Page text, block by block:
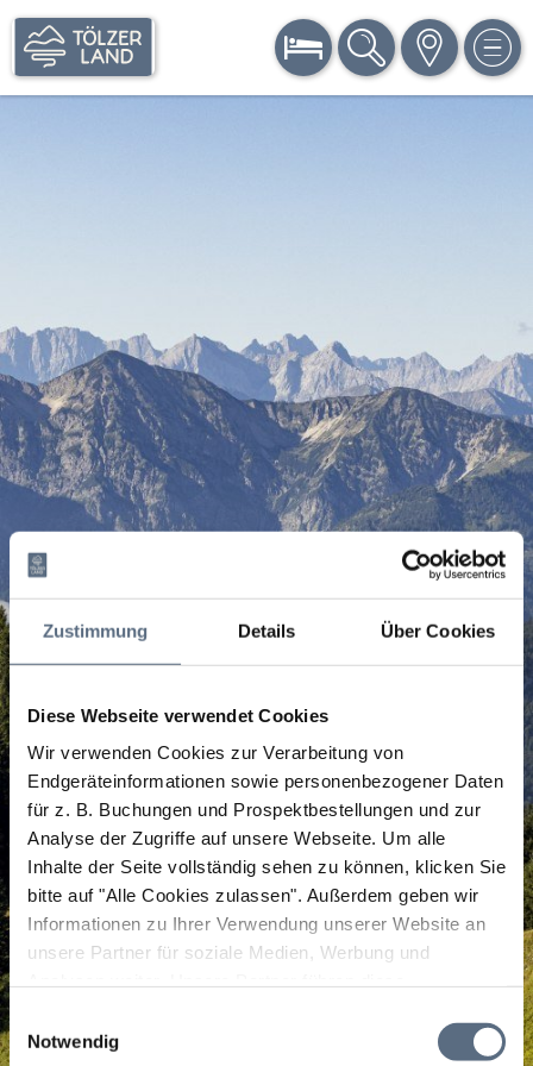
Zustimmung Details Über Cookies
Diese Webseite verwendet Cookies
Wir verwenden Cookies zur Verarbeitung von
Endgeräteinformationen sowie personenbezogener Daten
für z. B. Buchungen und Prospektbestellungen und zur
Analyse der Zugriffe auf unsere Webseite. Um alle
Inhalte der Seite vollständig sehen zu können, klicken Sie
bitte auf "Alle Cookies zulassen". Außerdem geben wir
Informationen zu Ihrer Verwendung unserer Website an
unsere Partner für soziale Medien, Werbung und
zusammen, die Sie ihnen bereitgestellt haben oder die
Einwilligungsauswahl
Notwendig
BUCHEN SUCHE KARTE MENÜ